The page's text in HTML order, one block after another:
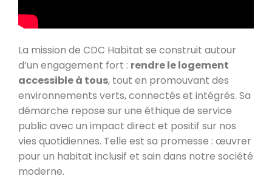
La mission de CDC Habitat se construit autour
d’un engagement fort : rendre le logement
accessible à tous, tout en promouvant des
environnements verts, connectés et intégrés. Sa
démarche repose sur une éthique de service
public avec un impact direct et positif sur nos
vies quotidiennes. Telle est sa promesse : œuvrer
pour un habitat inclusif et sain dans notre société
moderne.